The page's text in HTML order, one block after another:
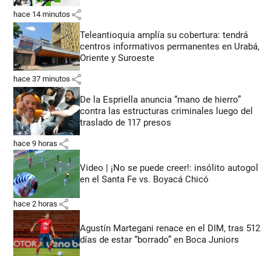
hace 14 minutos share
Teleantioquia amplía su cobertura: tendrá
centros informativos permanentes en Urabá,
Oriente y Suroeste
hace 37 minutos share
De la Espriella anuncia “mano de hierro”
contra las estructuras criminales luego del
traslado de 117 presos
hace 9 horas share
Video | ¡No se puede creer!: insólito autogol
en el Santa Fe vs. Boyacá Chicó
hace 2 horas share
Agustín Martegani renace en el DIM, tras 512
días de estar “borrado” en Boca Juniors